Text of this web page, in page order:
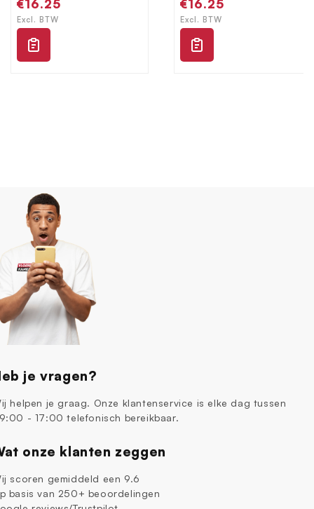
Normale
prijs
€16.25
Excl. BTW
Normale
prijs
€16.25
Excl. BTW
je vragen?
helpen je graag. Onze klantenservice is elke dag tussen
- 17:00 telefonisch bereikbaar.
onze klanten zeggen
scoren gemiddeld een 9.6
basis van 250+ beoordelingen